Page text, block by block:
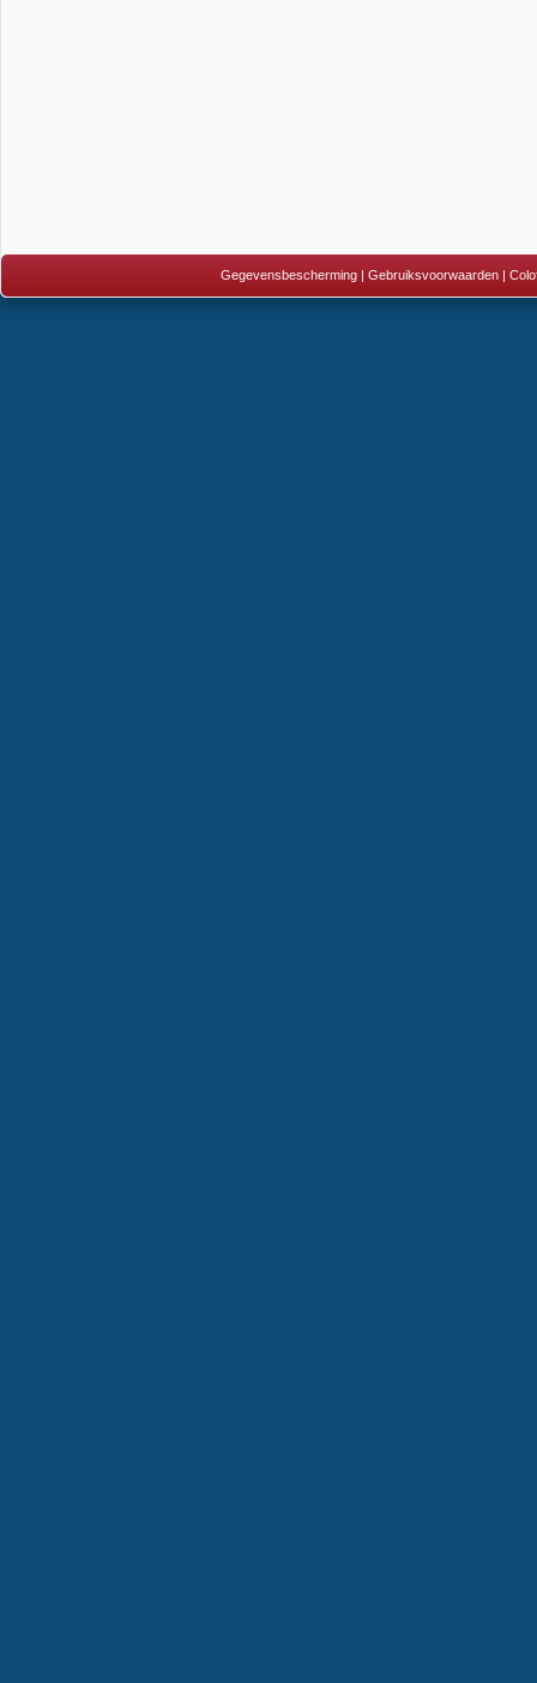
Gegevensbescherming| Gebruiksvoorwaarden|